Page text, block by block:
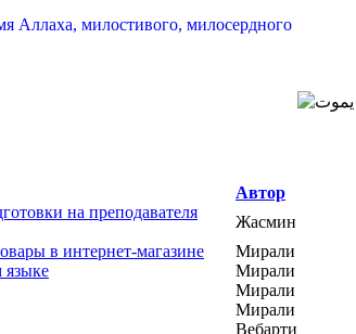
Автор
на преподавателя
Жасмин
в интернет-магазине
Мирали
языке
Мирали
Мирали
Мирали
Вебарти